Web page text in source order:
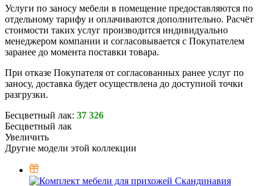
Услуги по заносу мебели в помещение предоставляются по
отдельному тарифу и оплачиваются дополнительно. Расчёт
стоимости таких услуг производится индивидуально
менеджером компании и согласовывается с Покупателем
заранее до момента поставки товара.
При отказе Покупателя от согласованных ранее услуг по
заносу, доставка будет осуществлена до доступной точки
разгрузки.
Бесцветный лак: 37 326
Бесцветный лак
Увеличить
Другие модели этой коллекции